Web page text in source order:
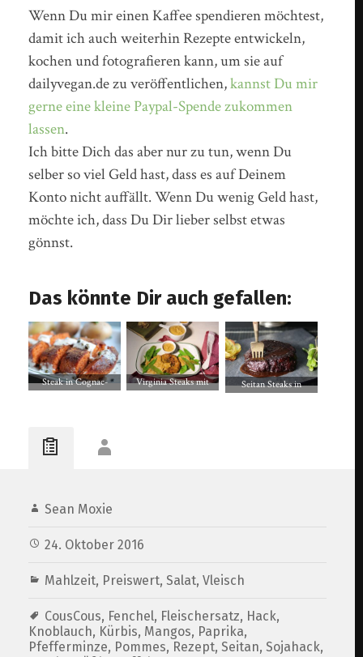
Wenn Du mir einen Kaffee spendieren möchtest,
damit ich auch weiterhin Rezepte entwickeln,
kochen und fotografieren kann, um sie auf
dailyvegan.de zu veröffentlichen,kannst Du mir
gerne eine kleine Paypal-Spende zukommen
lassen.
Ich bitte Dich das aber nur zu tun, wenn Du
selber so viel Geld hast, dass es auf Deinem
Konto nicht auffällt. Wenn Du wenig Geld hast,
möchte ich, dass Du Dir lieber selbst etwas
gönnst.
Das könnte Dir auch gefallen:
Steak in Cognac-
Virginia Steaks mit
Seitan Steaks in
Sean Moxie
24. Oktober 2016
Mahlzeit, Preiswert,Salat,Vleisch
CousCous, Fenchel, Fleischersatz, Hack,
Knoblauch, Kürbis, Mangos, Paprika,
Pfefferminze, Pommes, Rezept,Seitan,Sojahack,